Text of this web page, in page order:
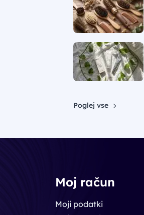
Poglej vse
Moj račun
Moji podatki